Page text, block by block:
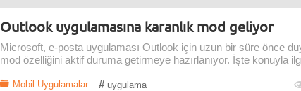
Outlook uygulamasına karanlık mod geliyor
Microsoft, e-posta uygulaması Outlook için uzun bir süre önce
mod özelliğini aktif duruma getirmeye hazırlanıyor. İşte konuyla
Mobil Uygulamalar # uygulama